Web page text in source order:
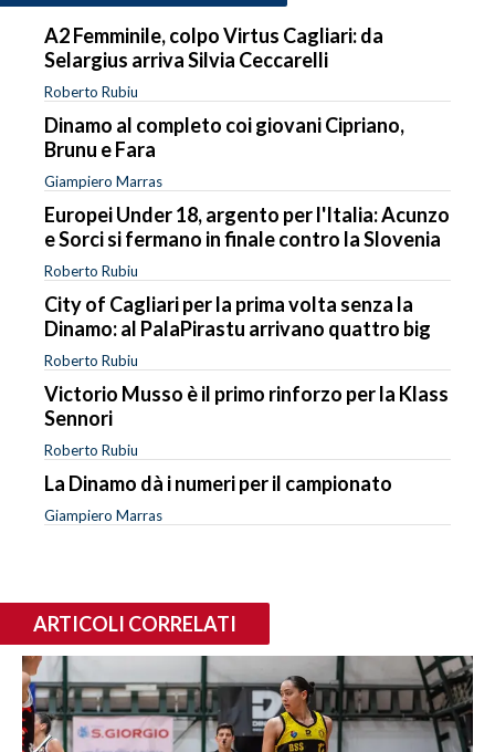
A2 Femminile, colpo Virtus Cagliari: da
Selargius arriva Silvia Ceccarelli
Roberto Rubiu
Dinamo al completo coi giovani Cipriano,
Brunu e Fara
Giampiero Marras
Europei Under 18, argento per l'Italia: Acunzo
e Sorci si fermano in finale contro la Slovenia
Roberto Rubiu
City of Cagliari per la prima volta senza la
Dinamo: al PalaPirastu arrivano quattro big
Roberto Rubiu
Victorio Musso è il primo rinforzo per la Klass
Sennori
Roberto Rubiu
La Dinamo dà i numeri per il campionato
Giampiero Marras
ARTICOLI CORRELATI